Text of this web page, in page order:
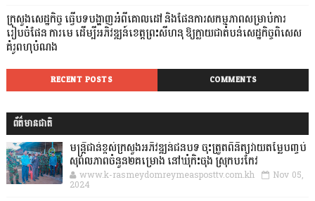
ក្រសួងសេដ្ឋកិច្ច ធ្វើបទបង្ហាញអំពីគោលដៅ និងផែនការសកម្មភាពសម្រាប់ការ
រៀបចំផែន ការមេ ដើម្បីអភិវឌ្ឍន៍ខេត្តព្រះសីហនុ ឱ្យក្លាយជាតំបន់សេដ្ឋកិច្ចពិសេស
គំរូពហុបំណង
RECENT POSTS COMMENTS
ព័ត៌មានជាតិ
មន្ត្រីជាន់ខ្ពស់ក្រសួងអភិវឌ្ឍន៍ជនបទ ចុះត្រួតពិនិត្យវាយតម្លៃបញ្ចប់
សុពលភាពចំនួន២គម្រោង នៅឃុំកិះចុង ស្រុកបរកែវ
www.k-rasmeydomreymeasposttv.com.kh Nov 05,
2024